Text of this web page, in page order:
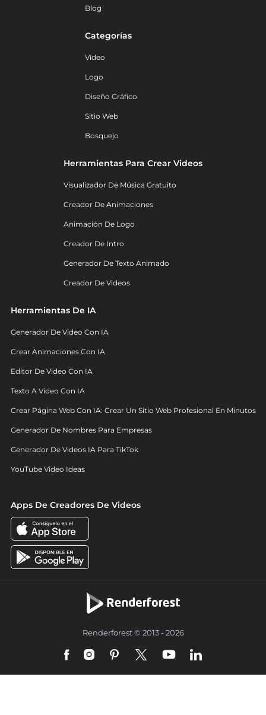
Blog
Categorías
Vídeo
Logo
Diseño Gráfico
Sitio Web
Bosquejo
Herramientas Para Crear Videos
Visualizador De Música Gratuito
Creador De Animaciones
Animación De Logo
Creador De Intro
Generador De Texto Animado
Creador De Videos
Herramientas De IA
Generador De Video Con IA
Crear Animaciones Con IA
Editor De Video Con IA
Texto A Video Con IA
Crear Página Web Con IA: Crear Un Sitio Web Profesional En Minutos
Generador De Nombres Para Empresas
Generador De Videos IA Para TikTok
YouTube Video Ideas
Apps De Creadores De Videos
Renderforest © 2013 - 2026